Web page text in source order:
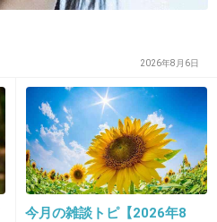
+12 -1
2026年8月6日
今月の雑談トピ【2026年8